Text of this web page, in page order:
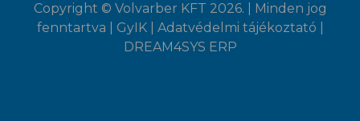
Copyright © Volvarber KFT 2026. | Minden jog
fenntartva | GyIK| Adatvédelmi tájékoztató
DREAM4SYS ERP